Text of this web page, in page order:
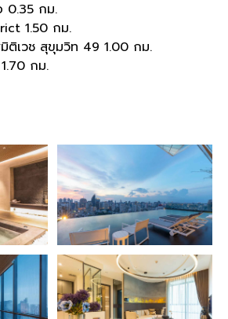
0.35 กม.
1.50 กม.
ติเวช สุขุมวิท 49 1.00 กม.
กม.